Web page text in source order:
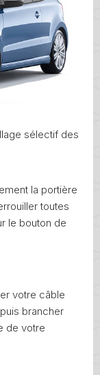
sélectif des
la portière
toutes
le bouton de
votre câble
brancher
de votre